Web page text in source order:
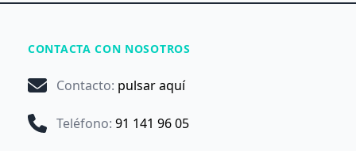
CONTACTA CON NOSOTROS
Contacto: pulsar aquí
Teléfono: 91 141 96 05